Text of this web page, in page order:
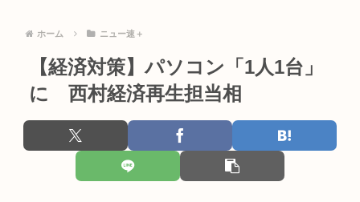
曲...
無趣味ぼっち独身一人暮らしの人ってどうやって人生楽しんで
んの？
高市政権の消費税減税に反対している9人の自民党議員が全て
【新潟】大学准教授モメン49歳、アルバイト86歳に轢き逃げさ
れ死...
チンポの大きさや形、硬度でバトルするゲーム「ポコチンモン
スター」...
Fラン卒の人、あつまれー
HUNTER×HUNTERのヒソカ、逮捕される
ホーム ニュー速＋
【経済対策】パソコン「1人1台」
に 西村経済再生担当相